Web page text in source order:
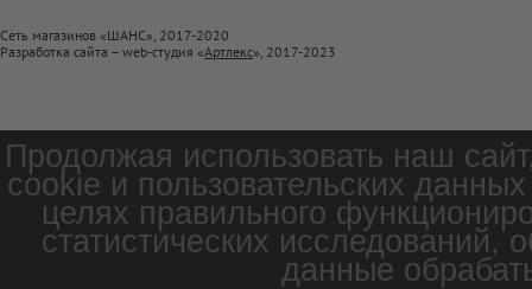
Сеть магазинов «ШАНС», 2017-2020
Разработка сайта – web-студия «Артлекс», 2017-2023
Продолжая использовать наш
cookie и пользовательских
целях правильного
статистических
данные